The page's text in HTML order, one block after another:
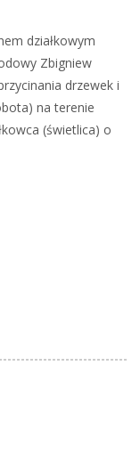
działkowym
Zbigniew
drzewek i
na terenie
(świetlica) o